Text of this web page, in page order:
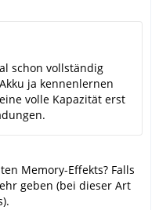
schon vollständig
ja kennenlernen
volle Kapazität erst
Memory-Effekts? Falls
geben (bei dieser Art